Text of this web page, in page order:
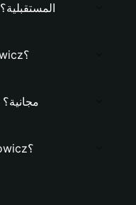
ما إمكانات AdamKasprowicz المستقبلية؟
هل سيرتفع سعر AdamKasprowicz؟
هل محفظة AdamKasprowicz مجانية؟
ما هي قيمة عملة AdamKasprowicz؟